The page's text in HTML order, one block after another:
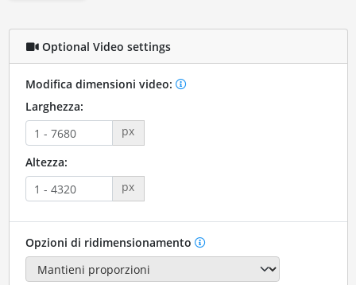
Optional Video settings
Modifica dimensioni video:
Larghezza:
px
Altezza:
px
Opzioni di ridimensionamento